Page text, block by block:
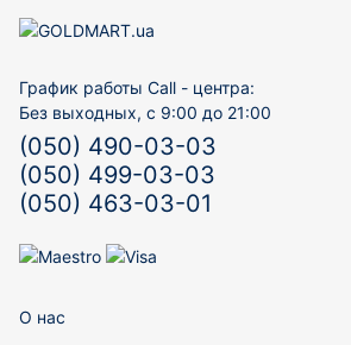
График работы Call - центра:
Без выходных, с 9:00 до 21:00
(050) 490-03-03
(050) 499-03-03
(050) 463-03-01
О нас